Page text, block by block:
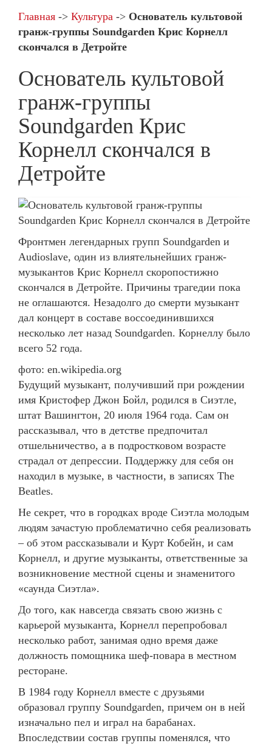
Главная -> Культура -> Основатель культовой
гранж-группы Soundgarden Крис Корнелл
скончался в Детройте
Основатель культовой
гранж-группы
Soundgarden Крис
Корнелл скончался в
Детройте
Фронтмен легендарных групп Soundgarden и
Audioslave, один из влиятельнейших гранж-
музыкантов Крис Корнелл скоропостижно
скончался в Детройте. Причины трагедии пока
не оглашаются. Незадолго до смерти музыкант
дал концерт в составе воссоединившихся
несколько лет назад Soundgarden. Корнеллу было
всего 52 года.
фото: en.wikipedia.org
Будущий музыкант, получивший при рождении
имя Кристофер Джон Бойл, родился в Сиэтле,
штат Вашингтон, 20 июля 1964 года. Сам он
рассказывал, что в детстве предпочитал
отшельничество, а в подростковом возрасте
страдал от депрессии. Поддержку для себя он
находил в музыке, в частности, в записях The
Beatles.
Не секрет, что в городках вроде Сиэтла молодым
людям зачастую проблематично себя реализовать
– об этом рассказывали и Курт Кобейн, и сам
Корнелл, и другие музыканты, ответственные за
возникновение местной сцены и знаменитого
«саунда Сиэтла».
До того, как навсегда связать свою жизнь с
карьерой музыканта, Корнелл перепробовал
несколько работ, занимая одно время даже
должность помощника шеф-повара в местном
ресторане.
В 1984 году Корнелл вместе с друзьями
образовал группу Soundgarden, причем он в ней
изначально пел и играл на барабанах.
Впоследствии состав группы поменялся, что